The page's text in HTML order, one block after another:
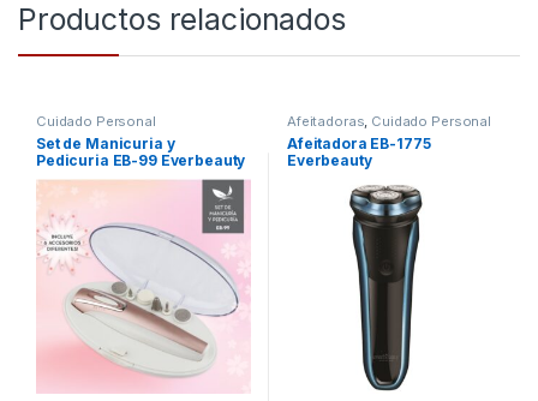
Productos relacionados
Cuidado Personal
Set de Manicuria y
Pedicuria EB-99 Everbeauty
Afeitadoras, Cuidado Personal
Afeitadora EB-1775
Everbeauty